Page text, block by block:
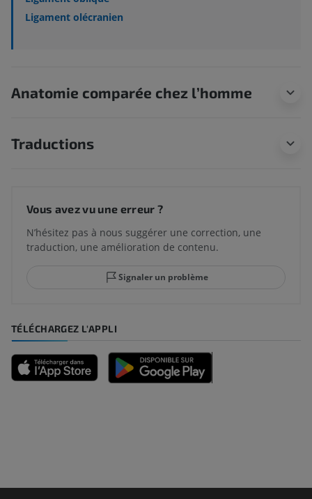
Ligament olécranien
Anatomie comparée chez l’homme
Traductions
Vous avez vu une erreur ?
N’hésitez pas à nous suggérer une correction, une
traduction, une amélioration de contenu.
Signaler un problème
TÉLÉCHARGEZ L'APPLI